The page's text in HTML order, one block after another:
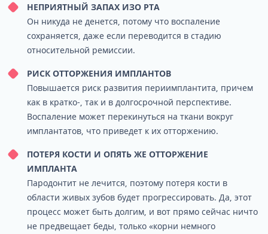
НЕПРИЯТНЫЙ ЗАПАХ ИЗО РТА
Он никуда не денется, потому что воспаление
сохраняется, даже если переводится в стадию
относительной ремиссии.
РИСК ОТТОРЖЕНИЯ ИМПЛАНТОВ
Повышается риск развития периимплантита, причем
как в кратко-, так и в долгосрочной перспективе.
Воспаление может перекинуться на ткани вокруг
имплантатов, что приведет к их отторжению.
ПОТЕРЯ КОСТИ И ОПЯТЬ ЖЕ ОТТОРЖЕНИЕ
ИМПЛАНТА
Пародонтит не лечится, поэтому потеря кости в
области живых зубов будет прогрессировать. Да, этот
процесс может быть долгим, и вот прямо сейчас ничто
не предвещает беды, только «корни немного